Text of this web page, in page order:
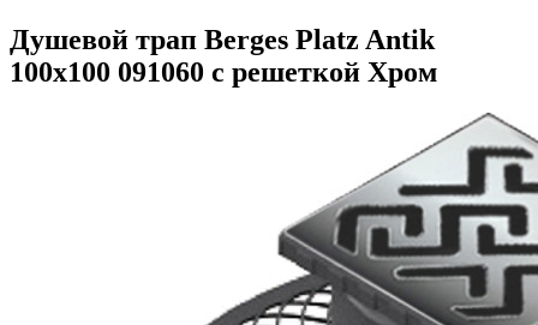
Душевой трап Berges Platz Antik
100x100 091060 с решеткой Хром